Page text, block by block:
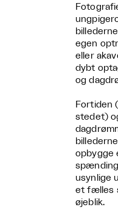
egen
eller
dybt
og
Fortiden
stedet)
opbygge
usynlige
et fælles
øjeblik.